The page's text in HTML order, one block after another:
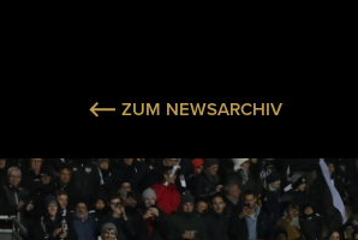
ZUM NEWSARCHIV